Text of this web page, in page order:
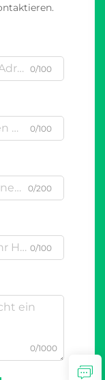
0/100
0/100
0/200
0/100
0/1000